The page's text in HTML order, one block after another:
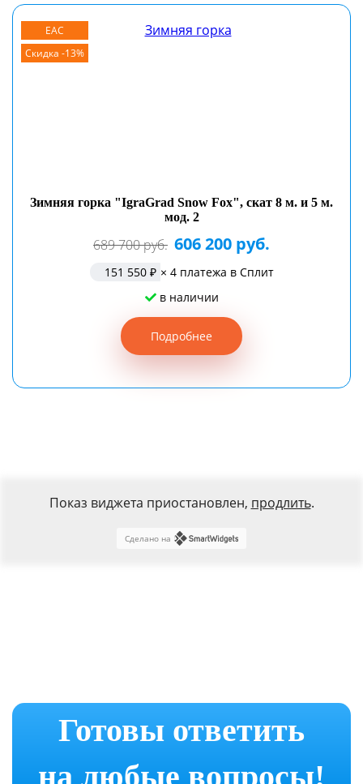
EAC
Скидка -13%
Зимняя горка "IgraGrad Snow Fox", скат 8 м. и 5 м.
мод. 2
689 700 руб. 606 200 руб.
151 550 ₽ × 4 платежа в Сплит
в наличии
Подробнее
Показ виджета приостановлен, продлить.
Сделано на
Готовы ответить
на любые вопросы!